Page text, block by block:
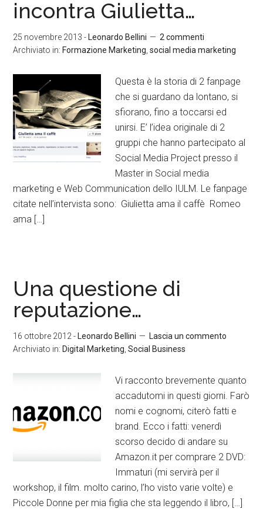
incontra Giulietta…
25 novembre 2013 - Leonardo Bellini
2 commenti
Archiviato in: Formazione Marketing ,social media marketing
Questa è la storia di 2 fanpage
che si guardano da lontano, si
sfiorano, fino a toccarsi ed
unirsi. E’ l’idea originale di 2
gruppi che hanno partecipato al
Social Media Project presso il
Master in Social media
marketing e Web Communication dello IULM. Le fanpage
citate nell’intervista sono: Giulietta ama il caffè Romeo
ama […]
Una questione di
reputazione…
16 ottobre 2012 - Leonardo Bellini
Lascia un commento
Archiviato in: Digital Marketing ,Social Business
Vi racconto brevemente quanto
accadutomi in questi giorni. Farò
nomi e cognomi, citerò fatti e
brand. Ecco i fatti: venerdì
scorso decido di andare su
Amazon.it per comprare 2 DVD:
Immaturi (mi servirà per il
workshop, il film. molto carino, l’ho visto varie volte) e
Piccole Donne per mia figlia che sta leggendo il libro, […]